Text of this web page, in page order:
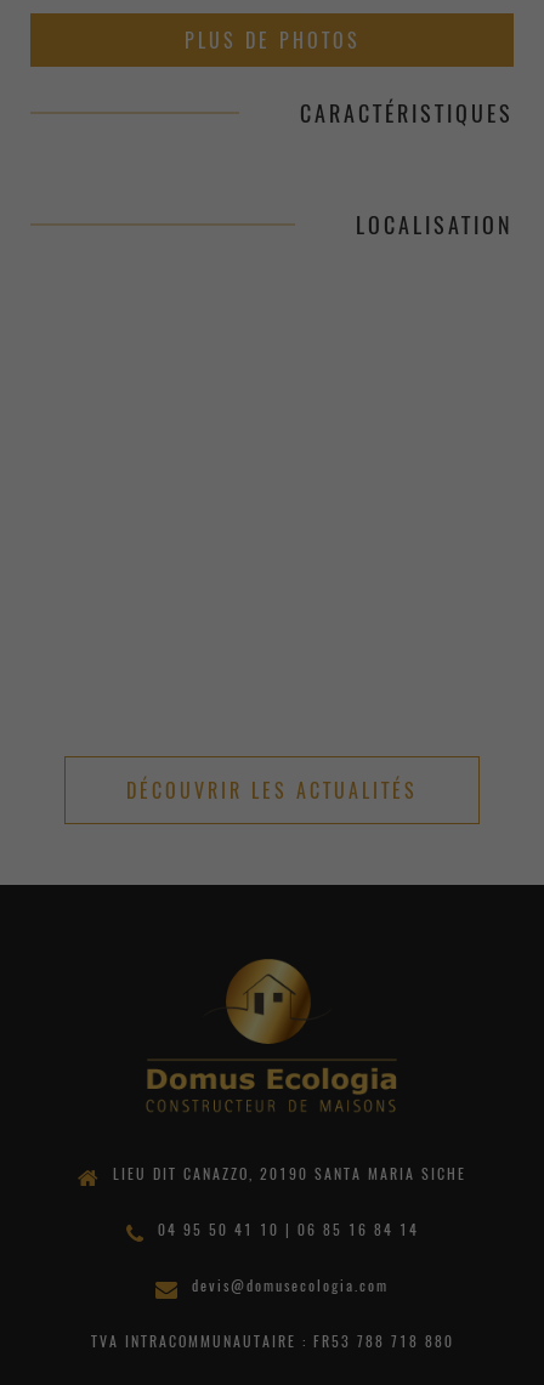
PLUS DE PHOTOS
CARACTÉRISTIQUES
LOCALISATION
DÉCOUVRIR LES ACTUALITÉS
LIEU DIT CANAZZO, 20190 SANTA MARIA SICHE
04 95 50 41 10 | 06 85 16 84 14
devis@domusecologia.com
TVA INTRACOMMUNAUTAIRE : FR53 788 718 880